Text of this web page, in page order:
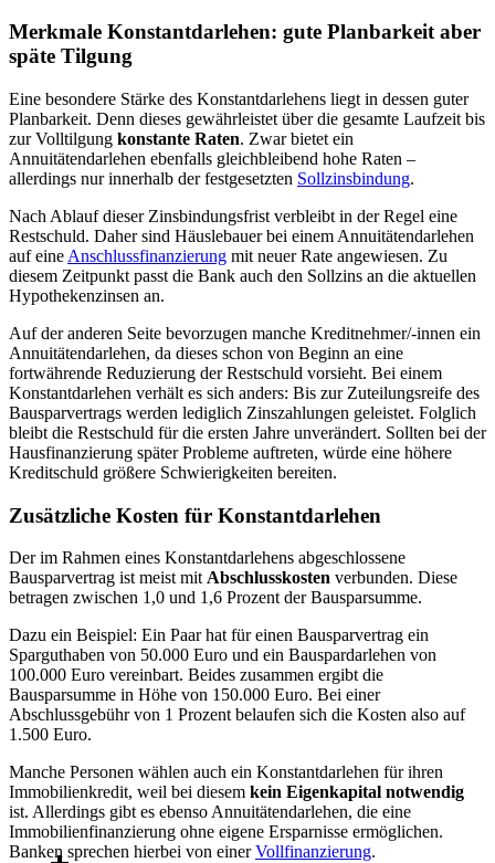
Merkmale Konstantdarlehen: gute Planbarkeit aber
späte Tilgung
Eine besondere Stärke des Konstantdarlehens liegt in dessen guter
Planbarkeit. Denn dieses gewährleistet über die gesamte Laufzeit bis
zur Volltilgung konstante Raten. Zwar bietet ein
Annuitätendarlehen ebenfalls gleichbleibend hohe Raten –
allerdings nur innerhalb der festgesetzten Sollzinsbindung.
Nach Ablauf dieser Zinsbindungsfrist verbleibt in der Regel eine
Restschuld. Daher sind Häuslebauer bei einem Annuitätendarlehen
auf eine Anschlussfinanzierung mit neuer Rate angewiesen. Zu
diesem Zeitpunkt passt die Bank auch den Sollzins an die aktuellen
Hypothekenzinsen an.
Auf der anderen Seite bevorzugen manche Kreditnehmer/-innen ein
Annuitätendarlehen, da dieses schon von Beginn an eine
fortwährende Reduzierung der Restschuld vorsieht. Bei einem
Konstantdarlehen verhält es sich anders: Bis zur Zuteilungsreife des
Bausparvertrags werden lediglich Zinszahlungen geleistet. Folglich
bleibt die Restschuld für die ersten Jahre unverändert. Sollten bei der
Hausfinanzierung später Probleme auftreten, würde eine höhere
Kreditschuld größere Schwierigkeiten bereiten.
Zusätzliche Kosten für Konstantdarlehen
Der im Rahmen eines Konstantdarlehens abgeschlossene
Bausparvertrag ist meist mit Abschlusskosten verbunden. Diese
betragen zwischen 1,0 und 1,6 Prozent der Bausparsumme.
Dazu ein Beispiel: Ein Paar hat für einen Bausparvertrag ein
Sparguthaben von 50.000 Euro und ein Bauspardarlehen von
100.000 Euro vereinbart. Beides zusammen ergibt die
Bausparsumme in Höhe von 150.000 Euro. Bei einer
Abschlussgebühr von 1 Prozent belaufen sich die Kosten also auf
1.500 Euro.
Manche Personen wählen auch ein Konstantdarlehen für ihren
Immobilienkredit, weil bei diesem kein Eigenkapital notwendig
ist. Allerdings gibt es ebenso Annuitätendarlehen, die eine
Immobilienfinanzierung ohne eigene Ersparnisse ermöglichen.
Banken sprechen hierbei von einerVollfinanzierung.